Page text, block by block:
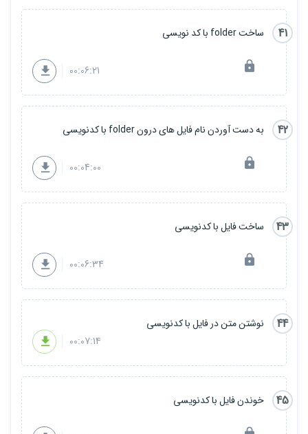
41 ساخت folder با کد نویسی
00:06:21
42 به دست آوردن نام فایل های درون folder با کدنویسی
00:04:00
43 ساخت فایل با کدنویسی
00:06:34
44
نوشتن متن در فایل با کدنویسی
00:07:14
45 خوندن فایل با کدنویسی